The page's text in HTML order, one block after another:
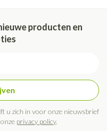
producten en
u zich in voor onze nieuwsbrief
privacy policy.